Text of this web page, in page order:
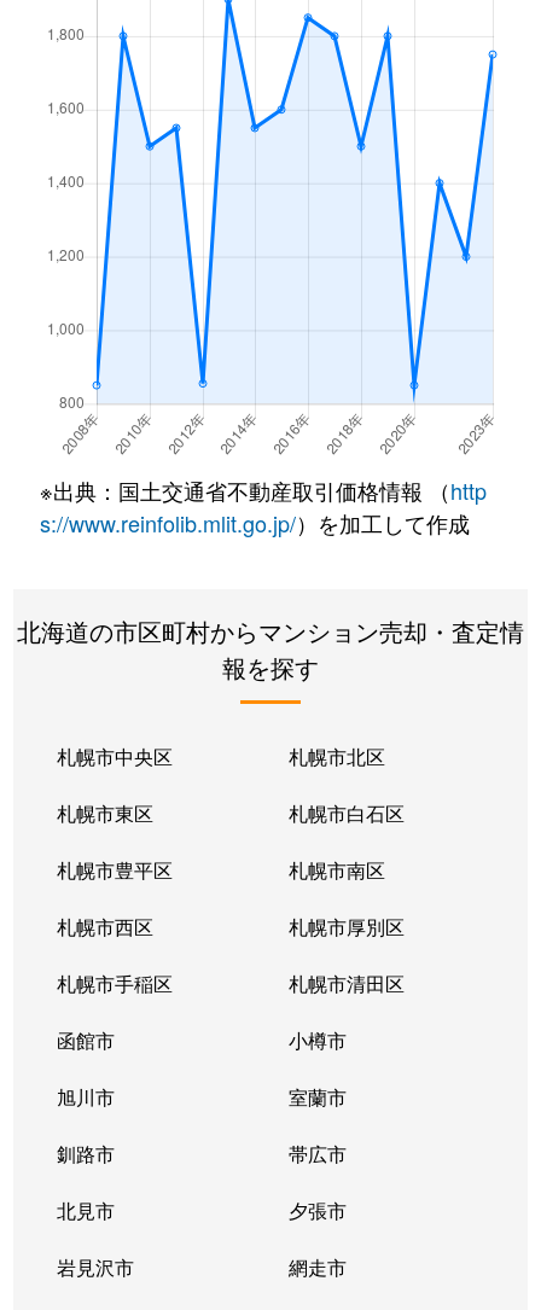
※出典：国土交通省不動産取引価格情報 （http
s://www.reinfolib.mlit.go.jp/）を加工して作成
北海道の市区町村からマンション売却・査定情
報を探す
札幌市中央区 札幌市北区
札幌市東区 札幌市白石区
札幌市豊平区 札幌市南区
札幌市西区 札幌市厚別区
札幌市手稲区 札幌市清田区
函館市 小樽市
旭川市 室蘭市
釧路市 帯広市
北見市 夕張市
岩見沢市 網走市